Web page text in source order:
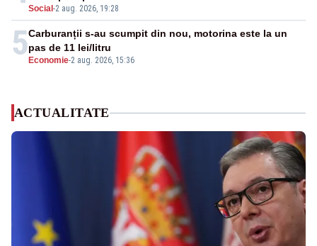
Social -2 aug. 2026, 19:28
5 Economie-2 aug. 2026, 15:36
Carburanții s-au scumpit din nou, motorina este la un
pas de 11 lei/litru
ACTUALITATE